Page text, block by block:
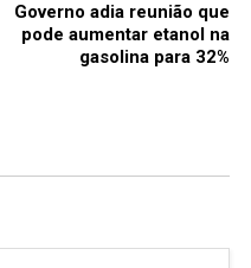
Governo adia reunião que
pode aumentar etanol na
gasolina para 32%